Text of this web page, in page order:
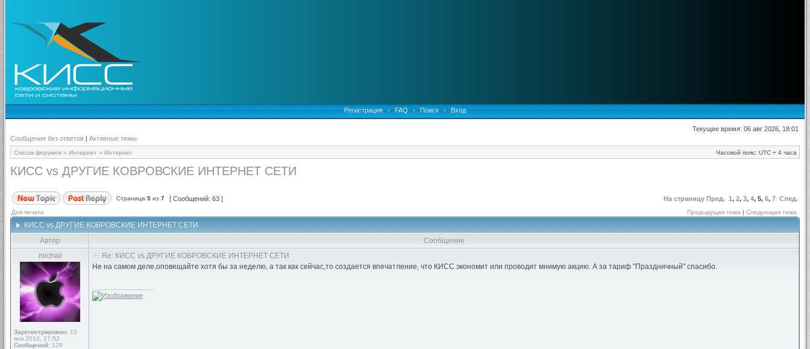
Регистрация • FAQ • Поиск • Вход
Текущее время: 06 авг 2026, 18:01
Сообщения без ответов | Активные темы
Список форумов » Интернет » Интернет Часовой пояс: UTC + 4 часа
КИСС vs ДРУГИЕ КОВРОВСКИЕ ИНТЕРНЕТ СЕТИ
Страница 5 из 7 [ Сообщений: 63 ] На страницу Пред. 1, 2, 3, 4, 5, 6, 7 След.
Для печати Предыдущая тема | Следующая тема
КИСС vs ДРУГИЕ КОВРОВСКИЕ ИНТЕРНЕТ СЕТИ
Автор
Сообщение
michail
Зарегистрирован: 15
янв 2010, 17:52
Сообщений: 129
Re: КИСС vs ДРУГИЕ КОВРОВСКИЕ ИНТЕРНЕТ СЕТИ
Не на самом деле,оповещайте хотя бы за неделю, а так как сейчас,то создается впечатление, что КИСС экономит или проводит мнимую акцию. А за тариф "Праздничный" спасибо.